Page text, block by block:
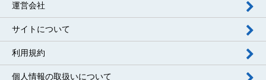
運営会社
サイトについて
利用規約
個人情報の取扱いについて